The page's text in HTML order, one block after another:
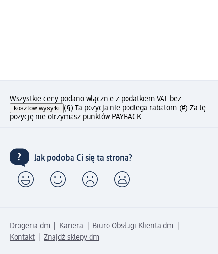
Wszystkie ceny podano włącznie z podatkiem VAT bez
kosztów wysyłki (§) Ta pozycja nie podlega rabatom.(#) Za tę
pozycję nie otrzymasz punktów PAYBACK.
Jak podoba Ci się ta strona?
Drogeria dm Kariera
Biuro Obsługi Klienta dm
Kontakt
Znajdź sklepy dm